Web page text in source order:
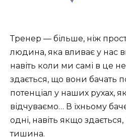
Тренер — більше, ніж
людина, яка вливає у нас
навіть коли ми самі в це
здається, що вони бачать
потенціал у наших рухах,
відчуваємо… В їхньому
одні, навіть якщо
тишина.